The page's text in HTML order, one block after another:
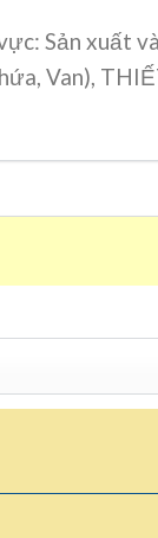
Sản xuất
Van),